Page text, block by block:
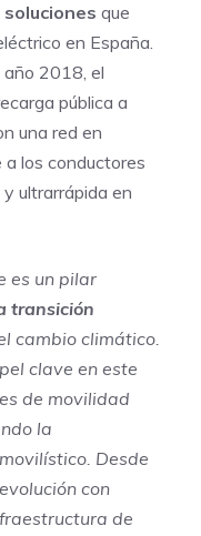
que
en España.
año 2018, el
pública a
una red en
los conductores
ultrarrápida en
es un pilar
transición
cambio climático.
clave en este
de movilidad
la
Desde
con
de